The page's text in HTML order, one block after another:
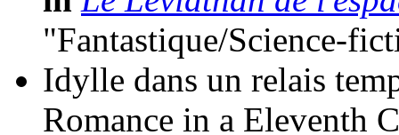
"Fantastique/Science-
Idylle dans un relais
Romance in a Eleventh